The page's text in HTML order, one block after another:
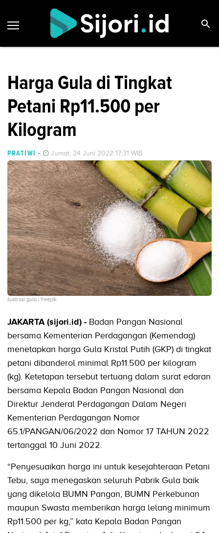
Harga Gula di Tingkat
Petani Rp11.500 per
Kilogram
PRATIWI - Jumat, 24 Juni 2022 17:31 WIB
ilustrasi gula | freepik
JAKARTA (sijori.id) - Badan Pangan Nasional
bersama Kementerian Perdagangan (Kemendag)
menetapkan harga Gula Kristal Putih (GKP) di tingkat
petani dibanderol minimal Rp11.500 per kilogram
(kg). Ketetapan tersebut tertuang dalam surat edaran
bersama Kepala Badan Pangan Nasional dan
Direktur Jenderal Perdagangan Dalam Negeri
Kementerian Perdagangan Nomor
65.1/PANGAN/06/2022 dan Nomor 17 TAHUN 2022
tertanggal 10 Juni 2022.
“Penyesuaikan harga ini untuk kesejahteraan Petani
Tebu, saya menegaskan seluruh Pabrik Gula baik
yang dikelola BUMN Pangan, BUMN Perkebunan
maupun Swasta memberikan harga lelang minimum
Rp11.500 per kg,” kata Kepala Badan Pangan